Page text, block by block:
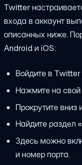
Twitter
входа в аккаунт
описанных ниже.
Android и iOS:
Войдите в
Нажмите на свой
Прокрутите вниз
Найдите раздел
Здесь можно
и номер порта.